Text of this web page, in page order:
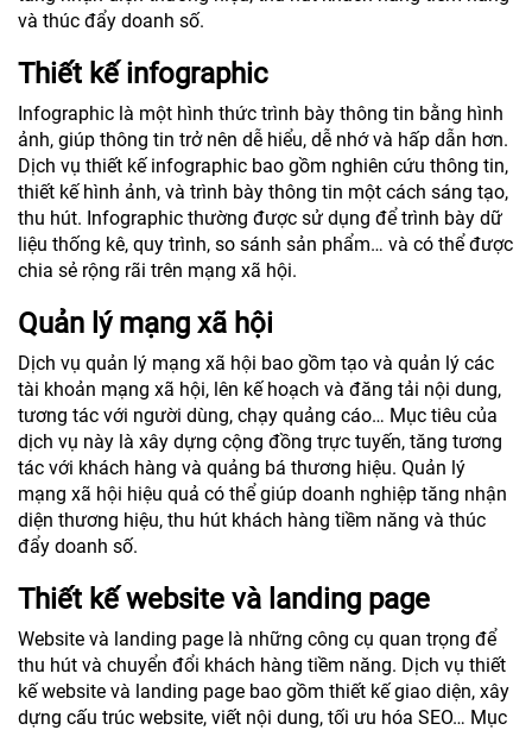
và thúc đẩy doanh số.
Thiết kế infographic
Infographic là một hình thức trình bày thông tin bằng hình
ảnh, giúp thông tin trở nên dễ hiểu, dễ nhớ và hấp dẫn hơn.
Dịch vụ thiết kế infographic bao gồm nghiên cứu thông tin,
thiết kế hình ảnh, và trình bày thông tin một cách sáng tạo,
thu hút. Infographic thường được sử dụng để trình bày dữ
liệu thống kê, quy trình, so sánh sản phẩm… và có thể được
chia sẻ rộng rãi trên mạng xã hội.
Quản lý mạng xã hội
Dịch vụ quản lý mạng xã hội bao gồm tạo và quản lý các
tài khoản mạng xã hội, lên kế hoạch và đăng tải nội dung,
tương tác với người dùng, chạy quảng cáo… Mục tiêu của
dịch vụ này là xây dựng cộng đồng trực tuyến, tăng tương
tác với khách hàng và quảng bá thương hiệu. Quản lý
mạng xã hội hiệu quả có thể giúp doanh nghiệp tăng nhận
diện thương hiệu, thu hút khách hàng tiềm năng và thúc
đẩy doanh số.
Thiết kế website và landing page
Website và landing page là những công cụ quan trọng để
thu hút và chuyển đổi khách hàng tiềm năng. Dịch vụ thiết
kế website và landing page bao gồm thiết kế giao diện, xây
dựng cấu trúc website, viết nội dung, tối ưu hóa SEO… Mục